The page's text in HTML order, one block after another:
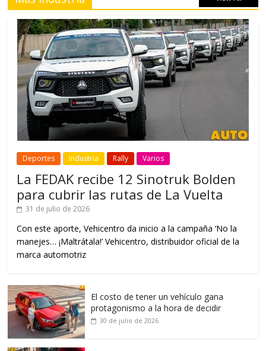
Deportes Industria Rally Varios
La FEDAK recibe 12 Sinotruk Bolden
para cubrir las rutas de La Vuelta
31 de julio de 2026
Con este aporte, Vehicentro da inicio a la campaña ‘No la
manejes… ¡Maltrátala!’ Vehicentro, distribuidor oficial de la
marca automotriz
El costo de tener un vehículo gana
protagonismo a la hora de decidir
30 de julio de 2026